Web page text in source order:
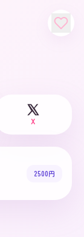
X
2500円